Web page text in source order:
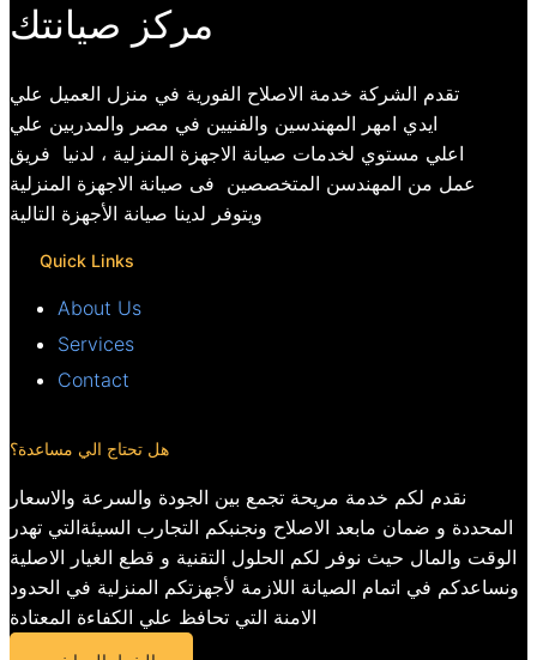
مركز صيانتك
تقدم الشركة خدمة الاصلاح الفورية في منزل العميل علي
ايدي امهر المهندسين والفنيين في مصر والمدربين علي
اعلي مستوي لخدمات صيانة الاجهزة المنزلية ، لدنيا فريق
عمل من المهندسن المتخصصين فى صيانة الاجهزة المنزلية
ويتوفر لدينا صيانة الأجهزة التالية
Quick Links
About Us
Services
Contact
هل تحتاج الي مساعدة؟
نقدم لكم خدمة مريحة تجمع بين الجودة والسرعة والاسعار
المحددة و ضمان مابعد الاصلاح ونجنبكم التجارب السيئةالتي تهدر
الوقت والمال حيث نوفر لكم الحلول التقنية و قطع الغيار الاصلية
ونساعدكم في اتمام الصيانة اللازمة لأجهزتكم المنزلية في الحدود
الامنة التي تحافظ علي الكفاءة المعتادة